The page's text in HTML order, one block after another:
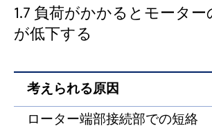
1.7 負荷がかかるとモータ
が低下する
考えられる原因
ローター端部接続部での短絡